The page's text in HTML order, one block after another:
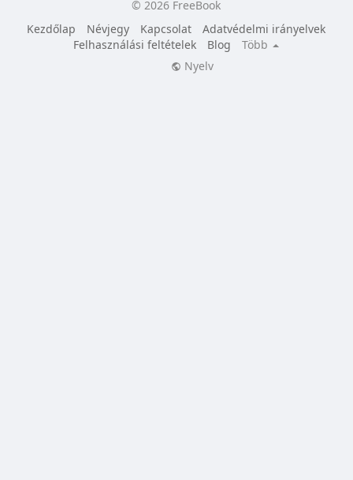
© 2026 FreeBook
Kezdőlap
Névjegy Kapcsolat
Adatvédelmi irányelvek
Felhasználási feltételek
Blog
Több
Nyelv